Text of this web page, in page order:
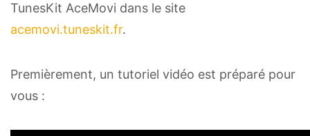
TunesKit AceMovi dans le site
acemovi.tuneskit.fr.
Premièrement, un tutoriel vidéo est préparé pour
vous :